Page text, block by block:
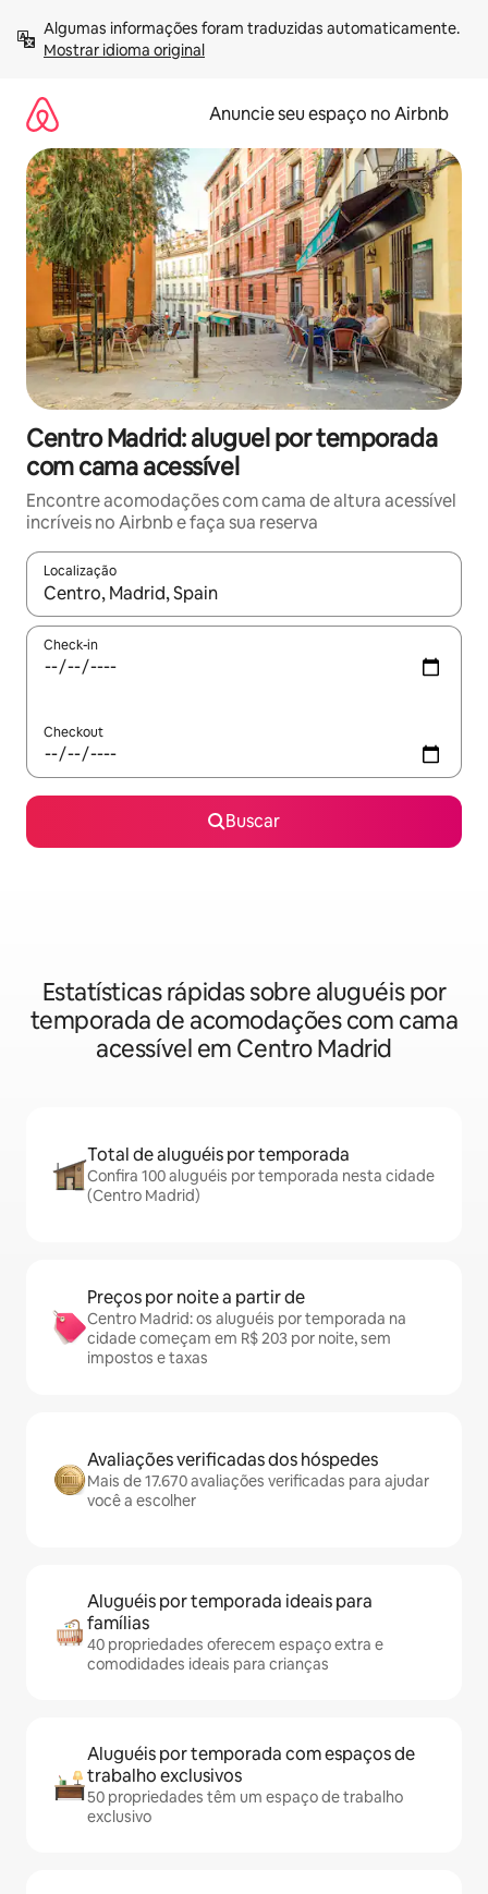
para
Mostrar idioma original
Anuncie seu espaço no Airbnb
Centro Madrid: aluguel por temporada
com cama acessível
Encontre acomodações com cama de altura acessível
incríveis no Airbnb e faça sua reserva
Localização
Quando os resultados estiverem disponíveis, explore-os
Check-in
Checkout
Buscar
Estatísticas rápidas sobre aluguéis por
temporada de acomodações com cama
acessível em Centro Madrid
Total de aluguéis por temporada
Confira 100 aluguéis por temporada nesta cidade
(Centro Madrid)
Preços por noite a partir de
Centro Madrid: os aluguéis por temporada na
cidade começam em R$ 203 por noite, sem
impostos e taxas
Avaliações verificadas dos hóspedes
Mais de 17.670 avaliações verificadas para ajudar
você a escolher
Aluguéis por temporada ideais para
famílias
40 propriedades oferecem espaço extra e
comodidades ideais para crianças
Aluguéis por temporada com espaços de
trabalho exclusivos
50 propriedades têm um espaço de trabalho
exclusivo